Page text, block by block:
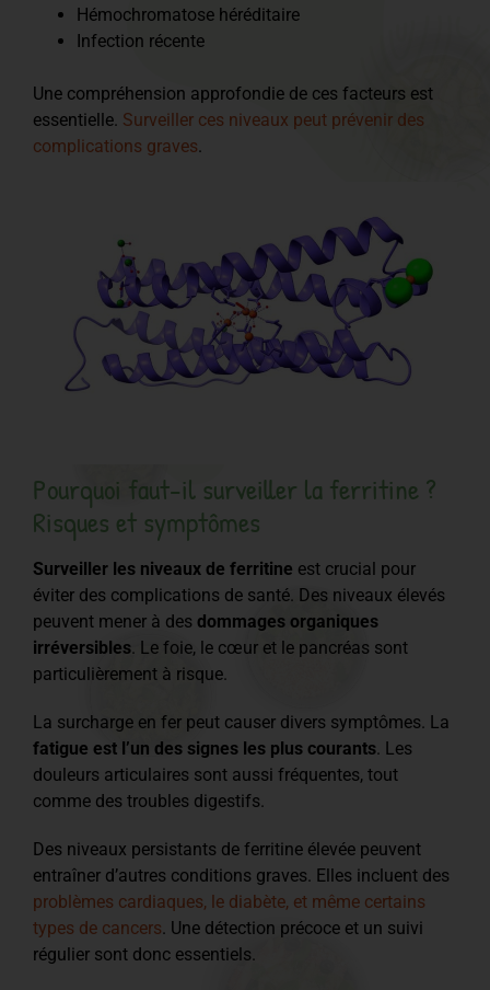
Hémochromatose héréditaire
Infection récente
Une compréhension approfondie de ces facteurs est
essentielle. Surveiller ces niveaux peut prévenir des
complications graves.
Pourquoi faut-il surveiller la ferritine ?
Risques et symptômes
Surveiller les niveaux de ferritine est crucial pour
éviter des complications de santé. Des niveaux élevés
peuvent mener à des dommages organiques
irréversibles. Le foie, le cœur et le pancréas sont
particulièrement à risque.
La surcharge en fer peut causer divers symptômes. La
fatigue est l’un des signes les plus courants. Les
douleurs articulaires sont aussi fréquentes, tout
comme des troubles digestifs.
Des niveaux persistants de ferritine élevée peuvent
entraîner d’autres conditions graves. Elles incluent des
problèmes cardiaques, le diabète, et même certains
types de cancers. Une détection précoce et un suivi
régulier sont donc essentiels.